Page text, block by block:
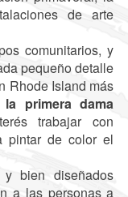
de arte
comunitarios, y
pequeño detalle
Rhode Island más
la primera dama
trabajar con
pintar de color el
y bien diseñados
a las personas a